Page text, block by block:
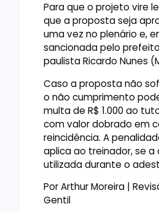
Para que o projeto vire
que a proposta seja
uma vez no plenário e,
sancionada pelo
paulista Ricardo Nunes
Caso a proposta não
o não cumprimento
multa de R$ 1.000 ao
com valor dobrado em
reincidência. A
aplica ao treinador, se a
utilizada durante o
Por Arthur Moreira |
Gentil